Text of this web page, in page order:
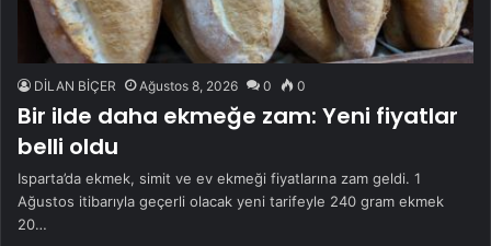
DİLAN BİÇER Ağustos 8, 2026 0 0
Bir ilde daha ekmeğe zam: Yeni fiyatlar
belli oldu
Isparta’da ekmek, simit ve ev ekmeği fiyatlarına zam geldi. 1
Ağustos itibarıyla geçerli olacak yeni tarifeyle 240 gram ekmek
20…